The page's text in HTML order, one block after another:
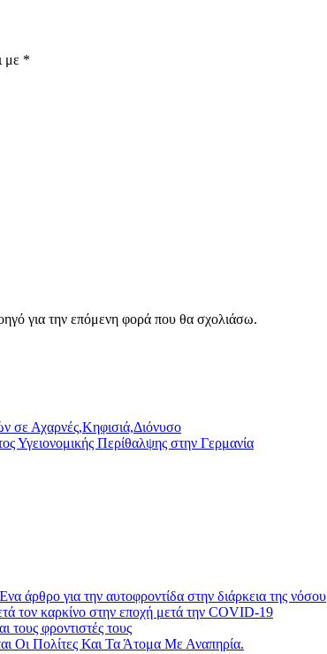
με *
για την επόμενη φορά που θα σχολιάσω.
σε Αχαρνές,Κηφισιά,Διόνυσο
Υγειονομικής Περίθαλψης στην Γερμανία
άρθρο για την αυτοφροντίδα στην διάρκεια της νόσου
τον καρκίνο στην εποχή μετά την COVID-19
φροντιστές τους
Οι Πολίτες Και Τα Άτομα Με Αναπηρία.